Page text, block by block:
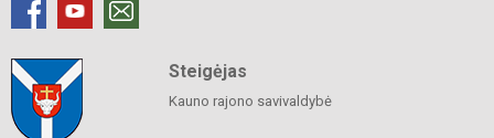
Steigėjas
Kauno rajono savivaldybė